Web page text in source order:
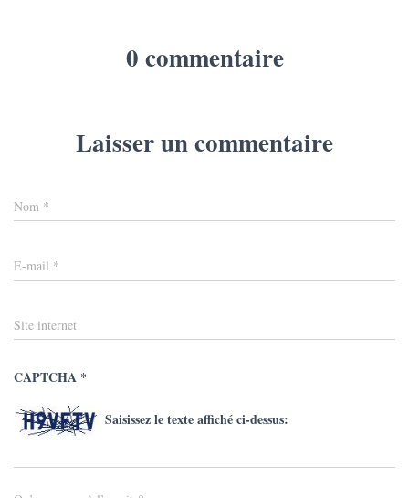
0 commentaire
Laisser un commentaire
Nom *
E-mail *
Site internet
CAPTCHA *
Saisissez le texte affiché ci-dessus: